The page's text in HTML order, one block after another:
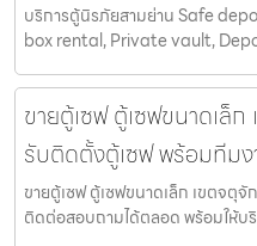
บริการตู้นิรภัยสามย่าน Safe
box rental, Private vault,
ขายตู้เซฟ ตู้เซฟขนาดเล็
รับติดตั้งตู้เซฟ พร้อมทีม
ขายตู้เซฟ ตู้เซฟขนาดเล็ก เขตจตุ
ติดต่อสอบถามได้ตลอด พร้อมให้บ